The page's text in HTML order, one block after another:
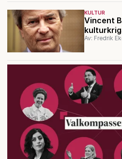
KULTUR
Vincent
Av: Fredrik